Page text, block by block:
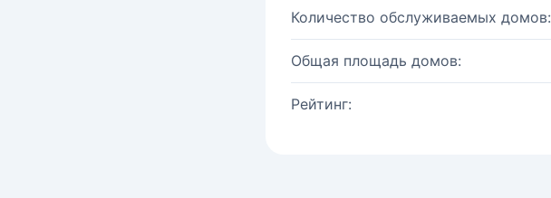
Количество обслуживаемых домов:
Общая площадь домов:
Рейтинг: